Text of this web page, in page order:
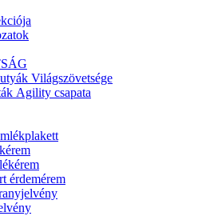
Világszövetsége
Agility csapata
érdemérem